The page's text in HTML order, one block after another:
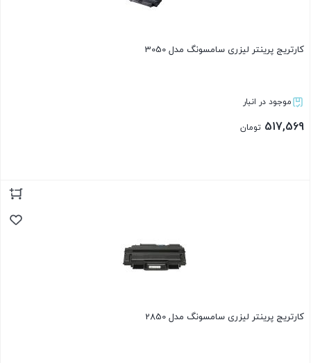
کارتریج پرینتر لیزری سامسونگ مدل 3050
موجود در انبار
517,569 تومان
کارتریج پرینتر لیزری سامسونگ مدل 2850